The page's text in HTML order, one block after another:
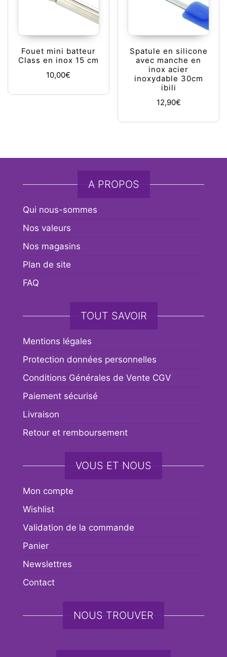
Fouet mini batteur
Class en inox 15 cm
10,00€
Spatule en silicone
avec manche en
inox acier
inoxydable 30cm
ibili
12,90€
A PROPOS
Qui nous-sommes
Nos valeurs
Nos magasins
Plan de site
FAQ
TOUT SAVOIR
Mentions légales
Protection données personnelles
Conditions Générales de Vente CGV
Paiement sécurisé
Livraison
Retour et remboursement
VOUS ET NOUS
Mon compte
Wishlist
Validation de la commande
Panier
Newslettres
Contact
NOUS TROUVER